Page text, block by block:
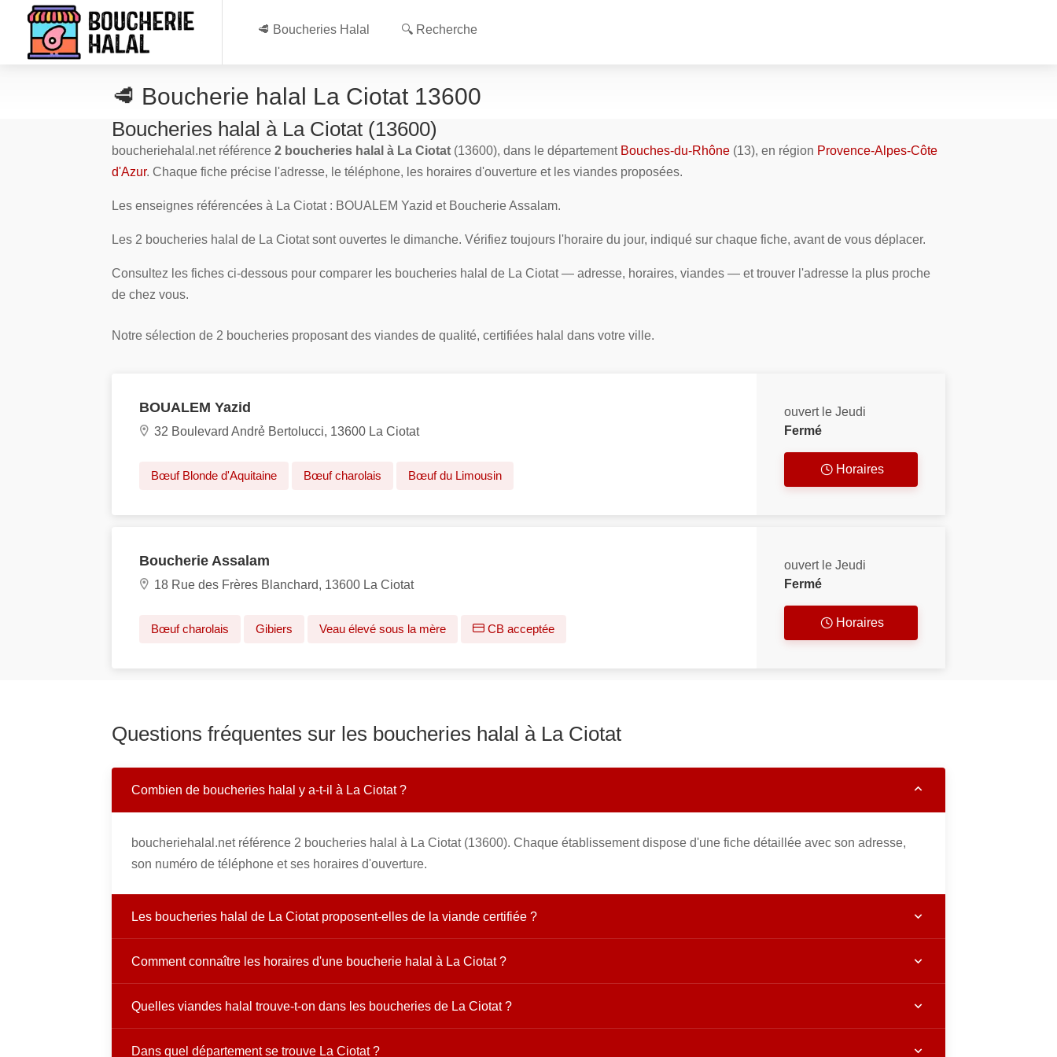
🥩 Boucheries Halal 🔍 Recherche
🥩 Boucherie halal La Ciotat 13600
Boucheries halal à La Ciotat (13600)
boucheriehalal.net référence 2 boucheries halal à La Ciotat (13600), dans le département Bouches-du-Rhône (13), en région Provence-Alpes-Côte
d'Azur. Chaque fiche précise l'adresse, le téléphone, les horaires d'ouverture et les viandes proposées.
Les enseignes référencées à La Ciotat : BOUALEM Yazid et Boucherie Assalam.
Les 2 boucheries halal de La Ciotat sont ouvertes le dimanche. Vérifiez toujours l'horaire du jour, indiqué sur chaque fiche, avant de vous déplacer.
Consultez les fiches ci-dessous pour comparer les boucheries halal de La Ciotat — adresse, horaires, viandes — et trouver l'adresse la plus proche
de chez vous.
Notre sélection de 2 boucheries proposant des viandes de qualité, certifiées halal dans votre ville.
BOUALEM Yazid
32 Boulevard Andrẻ Bertolucci, 13600 La Ciotat
Bœuf Blonde d'Aquitaine Bœuf charolais Bœuf du Limousin
ouvert le Jeudi
Fermé
Horaires
Boucherie Assalam
18 Rue des Frères Blanchard, 13600 La Ciotat
Bœuf charolais Gibiers Veau élevé sous la mère CB acceptée
ouvert le Jeudi
Fermé
Horaires
Questions fréquentes sur les boucheries halal à La Ciotat
Combien de boucheries halal y a-t-il à La Ciotat ?
boucheriehalal.net référence 2 boucheries halal à La Ciotat (13600). Chaque établissement dispose d'une fiche détaillée avec son adresse,
son numéro de téléphone et ses horaires d'ouverture.
Les boucheries halal de La Ciotat proposent-elles de la viande certifiée ?
Comment connaître les horaires d'une boucherie halal à La Ciotat ?
Quelles viandes halal trouve-t-on dans les boucheries de La Ciotat ?
Dans quel département se trouve La Ciotat ?